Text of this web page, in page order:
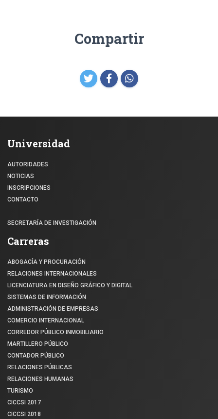
Compartir
Universidad
AUTORIDADES
NOTICIAS
INSCRIPCIONES
CONTACTO
SECRETARÍA DE INVESTIGACIÓN
Carreras
ABOGACÍA Y PROCURACIÓN
RELACIONES INTERNACIONALES
LICENCIATURA EN DISEÑO GRÁFICO Y DIGITAL
SISTEMAS DE INFORMACIÓN
ADMINISTRACIÓN DE EMPRESAS
COMERCIO INTERNACIONAL
CORREDOR PÚBLICO INMOBILIARIO
MARTILLERO PÚBLICO
CONTADOR PÚBLICO
RELACIONES PÚBLICAS
RELACIONES HUMANAS
TURISMO
CICCSI 2017
CICCSI 2018